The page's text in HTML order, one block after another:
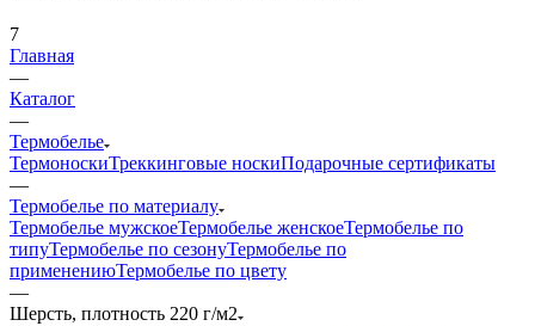
7
Главная
—
Каталог
—
Термобелье
ТермоноскиТреккинговые носкиПодарочные сертификаты
—
Термобелье по материалу
Термобелье мужскоеТермобелье женскоеТермобелье по
типуТермобелье по сезонуТермобелье по
применениюТермобелье по цвету
—
Шерсть, плотность 220 г/м2